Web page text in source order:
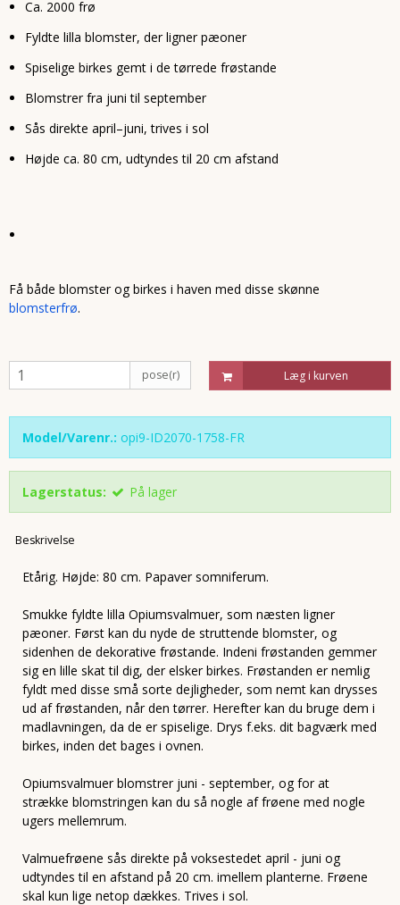
Ca. 2000 frø
Fyldte lilla blomster, der ligner pæoner
Spiselige birkes gemt i de tørrede frøstande
Blomstrer fra juni til september
Sås direkte april–juni, trives i sol
Højde ca. 80 cm, udtyndes til 20 cm afstand
Få både blomster og birkes i haven med disse skønne
blomsterfrø.
pose(r) Læg i kurven
Model/Varenr.: opi9-ID2070-1758-FR
Lagerstatus: På lager
Beskrivelse
Etårig. Højde: 80 cm. Papaver somniferum.
Smukke fyldte lilla Opiumsvalmuer, som næsten ligner
pæoner. Først kan du nyde de struttende blomster, og
sidenhen de dekorative frøstande. Indeni frøstanden gemmer
sig en lille skat til dig, der elsker birkes. Frøstanden er nemlig
fyldt med disse små sorte dejligheder, som nemt kan drysses
ud af frøstanden, når den tørrer. Herefter kan du bruge dem i
madlavningen, da de er spiselige. Drys f.eks. dit bagværk med
birkes, inden det bages i ovnen.
Opiumsvalmuer blomstrer juni - september, og for at
strække blomstringen kan du så nogle af frøene med nogle
ugers mellemrum.
Valmuefrøene sås direkte på voksestedet april - juni og
udtyndes til en afstand på 20 cm. imellem planterne. Frøene
skal kun lige netop dækkes. Trives i sol.